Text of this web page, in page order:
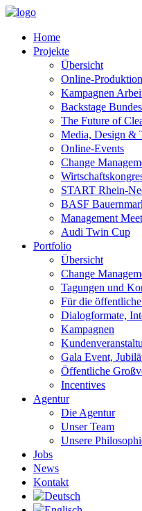
Home
Projekte
Übersicht
Online-
Kampagnen
Backstage
The Future of
Media, Design &
Online-Events
Change
START Rhein-
BASF
Management
Audi Twin Cup
Portfolio
Übersicht
Change
Tagungen und
Für die
Dialogformate,
Kampagnen
Gala Event,
Öffentliche
Incentives
Agentur
Die Agentur
Unser Team
Unsere
Jobs
News
Kontakt